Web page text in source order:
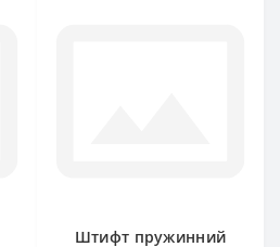
Штифт пружинний